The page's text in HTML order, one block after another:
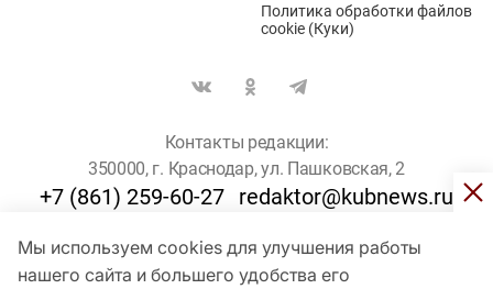
Мы используем cookies для улучшения работы
нашего сайта и большего удобства его
Политика обработки файлов
cookie (Куки)
Контакты редакции:
350000, г. Краснодар, ул. Пашковская, 2
+7 (861) 259-60-27 redaktor@kubnews.ru
Для пользователей старше 16 лет